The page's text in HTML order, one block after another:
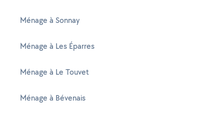
Ménage à Sonnay
Ménage à Les Éparres
Ménage à Le Touvet
Ménage à Bévenais